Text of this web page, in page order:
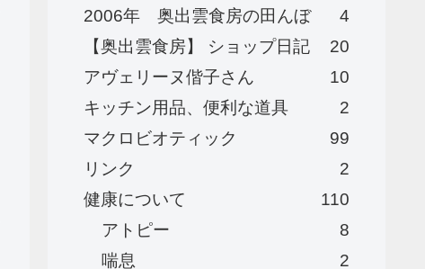
2006年 奥出雲食房の田んぼ
4
【奥出雲食房】 ショップ日記
20
アヴェリーヌ偕子さん
10
キッチン用品、便利な道具
2
マクロビオティック
99
リンク
2
健康について
110
アトピー
8
喘息
2